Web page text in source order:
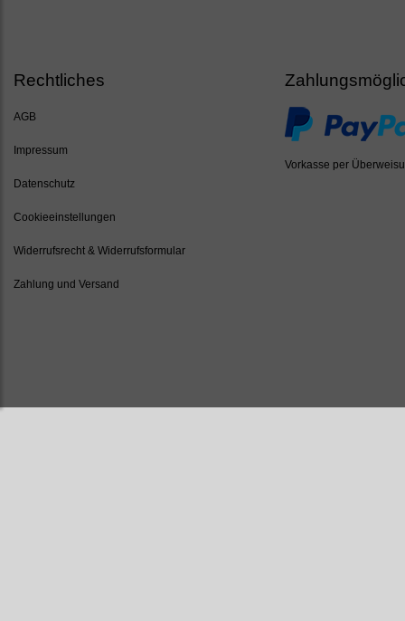
Rechtliches
AGB
Impressum
Datenschutz
Cookieeinstellungen
Widerrufsrecht & Widerrufsformular
Zahlung und Versand
Vorkasse per